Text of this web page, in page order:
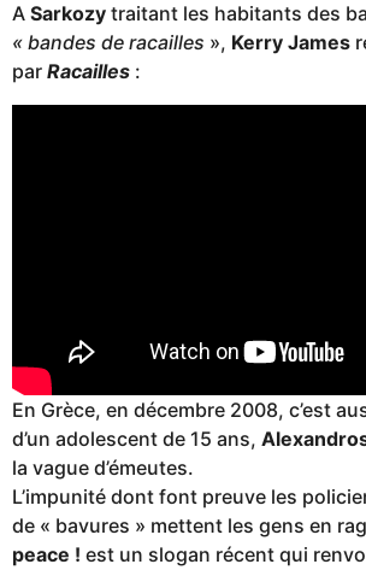
A Sarkozy traitant les habitants des
« bandes de racailles », Kerry James
par Racailles :
En Grèce, en décembre 2008, c’est
d’un adolescent de 15 ans,
la vague d’émeutes.
L’impunité dont font preuve les
de « bavures » mettent les gens en
peace ! est un slogan récent qui